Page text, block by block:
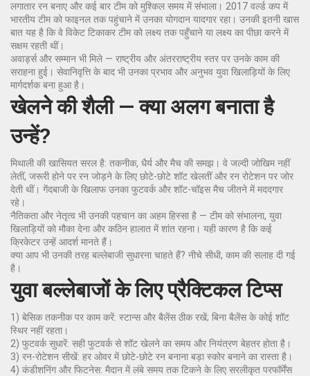
लगातार रन बनाए और कई बार टीम को मुश्किल समय में संभाला। 2017 वर्ल्ड कप में
भारतीय टीम को फाइनल तक पहुंचाने में उनका योगदान यादगार रहा। उनकी इतनी खास
बात यह है कि वे विकेट टिकाकर टीम को लक्ष्य तक पहुँचाने या लक्ष्य का पीछा करने में
सक्षम रहती थीं।
अवार्ड्स और सम्मान भी मिले — राष्ट्रीय और अंतरराष्ट्रीय स्तर पर उनके काम की
सराहना हुई। सेवानिवृत्ति के बाद भी उनका प्रभाव और अनुभव युवा खिलाड़ियों के लिए
मार्गदर्शक बना हुआ है।
खेलने की शैली — क्या अलग बनाता है
उन्हें?
मिथाली की खासियत सरल है: तकनीक, धैर्य और मैच की समझ। वे जल्दी जोखिम नहीं
लेतीं, जरूरी होने पर रन जोड़ने के लिए छोटे-छोटे शॉट खेलतीं और रन रोटेशन पर जोर
देती थीं। गेंदबाजी के खिलाफ उनका फुटवर्क और शॉट-चॉइस मैच जीतने में मददगार
रहे।
नैतिकता और नेतृत्व भी उनकी पहचान का अहम हिस्सा है — टीम को संभालना, युवा
खिलाड़ियों को मौका देना और कठिन हालात में शांत रहना। यही कारण है कि कई
क्रिकेटर उन्हें आदर्श मानते हैं।
क्या आप भी उनकी तरह बल्लेबाजी सुधारना चाहते हैं? नीचे सीधी, काम की सलाह दी गई
है।
युवा बल्लेबाजों के लिए प्रैक्टिकल टिप्स
1) बेसिक तकनीक पर काम करें: स्टान्स और बैलेंस ठीक रखें; बिना बैलेंस के कोई शॉट
स्थिर नहीं रहता।
2) फुटवर्क सुधारें: सही फुटवर्क से शॉट खेलने का समय और नियंत्रण बेहतर होता है।
3) रन-रोटेशन सीखें: हर ओवर में छोटे-छोटे रन बनाना बड़ा स्कोर बनाने का रास्ता है।
4) कंडीशनिंग और फिटनेस: मैदान में लंबे समय तक टिकने के लिए सरलीकृत परफॉर्मेंस